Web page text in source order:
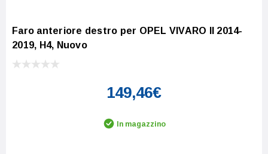
Faro anteriore destro per OPEL VIVARO II 2014-
2019, H4, Nuovo
149,46€
In magazzino